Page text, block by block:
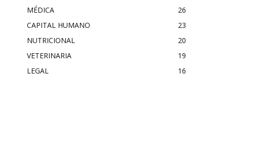
MÉDICA
26
CAPITAL HUMANO
23
NUTRICIONAL
20
VETERINARIA
19
LEGAL
16